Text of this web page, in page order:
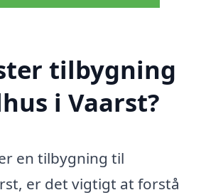
tilbygning
i Vaarst?
en tilbygning til
er det vigtigt at forstå